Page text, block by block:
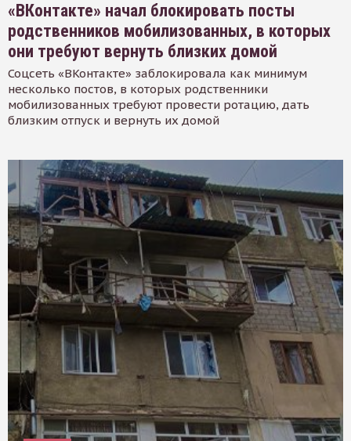
«ВКонтакте» начал блокировать посты
родственников мобилизованных, в которых
они требуют вернуть близких домой
Соцсеть «ВКонтакте» заблокировала как минимум
несколько постов, в которых родственники
мобилизованных требуют провести ротацию, дать
близким отпуск и вернуть их домой